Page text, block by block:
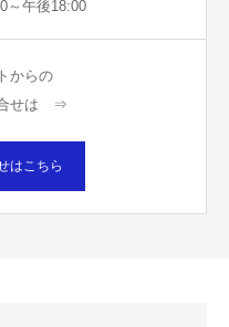
～午後18:00
からの
合せは ⇒
はこちら